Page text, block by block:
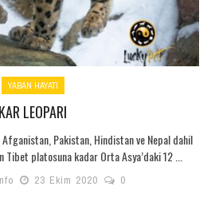
YABAN HAYATI
KAR LEOPARI
Pakistan, Hindistan ve Nepal dahil
Tibet platosuna kadar Orta Asya’daki 12 ...
23 Ekim 2020 0